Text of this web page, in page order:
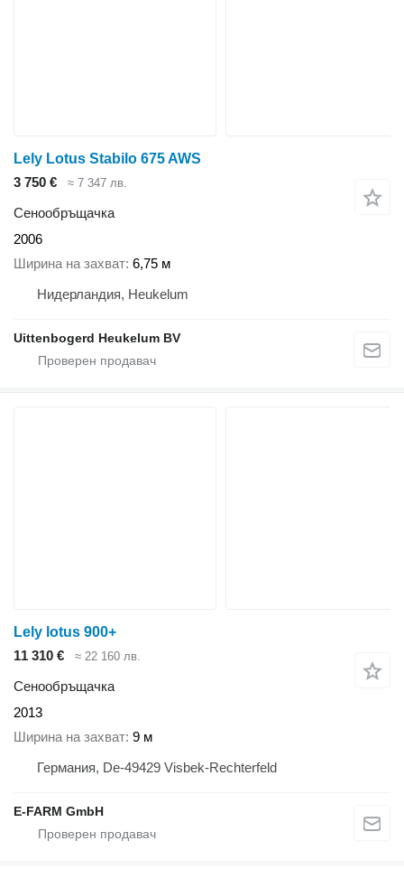
Lely Lotus Stabilo 675 AWS
3 750 €
≈ 7 347 лв.
Сенообръщачка
2006
Ширина на захват 6,75 м
Нидерландия, Heukelum
Uittenbogerd Heukelum BV
Lely lotus 900+
11 310 €
≈ 22 160 лв.
Сенообръщачка
2013
Ширина на захват 9 м
Германия, De-49429 Visbek-Rechterfeld
E-FARM GmbH